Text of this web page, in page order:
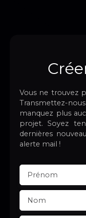
Vous ne trouvez
Transmettez-
manquez plus
projet. Soyez
dernières
alerte mail !
Prénom
Nom